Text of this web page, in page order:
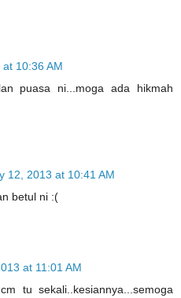
10:36 AM
puasa ni...moga ada hikmah
12, 2013 at 10:41 AM
betul ni :(
at 11:01 AM
tu sekali..kesiannya...semoga